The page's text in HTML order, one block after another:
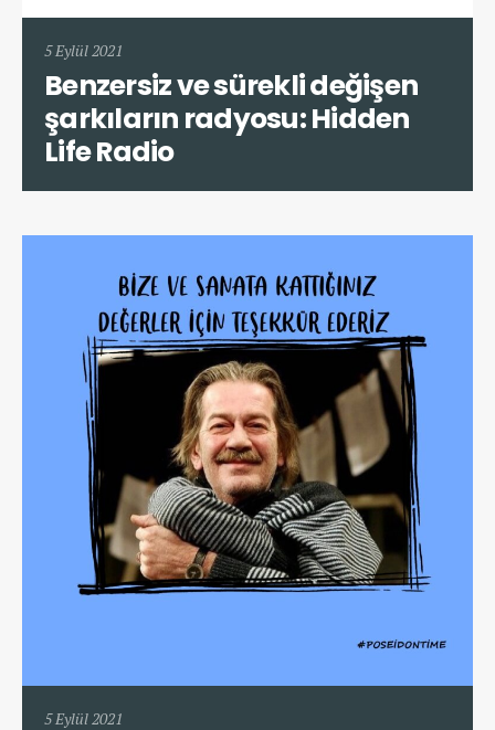
5 Eylül 2021
Benzersiz ve sürekli değişen
şarkıların radyosu: Hidden
Life Radio
5 Eylül 2021